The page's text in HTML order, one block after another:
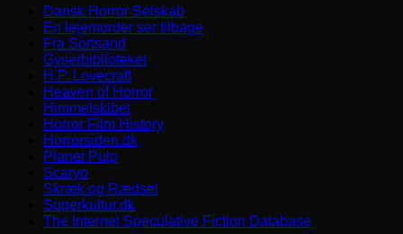
Dansk Horror Selskab
En lejemorder ser tilbage
Fra Sortsand
Gyserbiblioteket
H.P. Lovecraft
Heaven of Horror
Himmelskibet
Horror Film History
Horrorsiden.dk
Planet Pulp
Scaryo
Skræk og Rædsel
Superkultur.dk
The Internet Speculative Fiction Database